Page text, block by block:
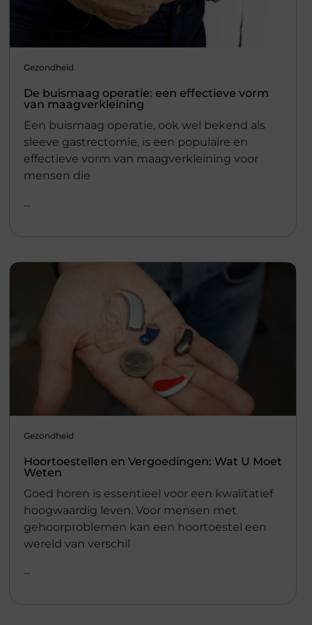
Gezondheid
De buismaag operatie: een effectieve vorm
van maagverkleining
Een buismaag operatie, ook wel bekend als
sleeve gastrectomie, is een populaire en
effectieve vorm van maagverkleining voor
mensen die
...
Gezondheid
Hoortoestellen en Vergoedingen: Wat U Moet
Weten
Goed horen is essentieel voor een kwalitatief
hoogwaardig leven. Voor mensen met
gehoorproblemen kan een hoortoestel een
wereld van verschil
...